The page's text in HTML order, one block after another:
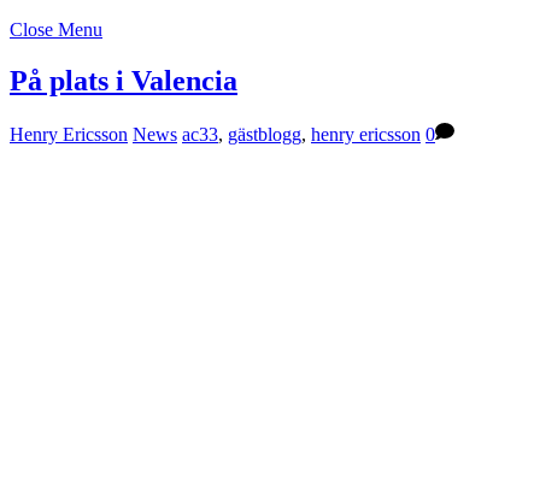
Close Menu
På plats i Valencia
Henry Ericsson News ac33, gästblogg, henry ericsson 0